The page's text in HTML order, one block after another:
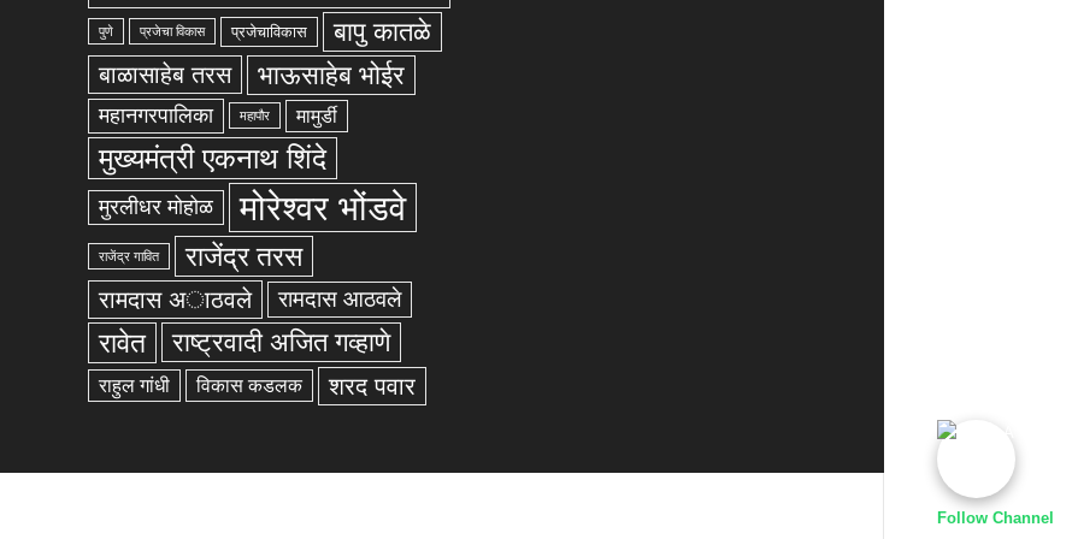
Follow Channel
पुणे प्रजेचा विकास प्रजेचाविकास बापु कातळे
बाळासाहेब तरस भाऊसाहेब भोईर
महानगरपालिका महापौर मामुर्डी
मुख्यमंत्री एकनाथ शिंदे
मुरलीधर मोहोळ मोरेश्वर भोंडवे
राजेंद्र गावित राजेंद्र तरस
रामदास अाठवले रामदास आठवले
रावेत राष्ट्रवादी अजित गव्हाणे
राहुल गांधी विकास कडलक शरद पवार